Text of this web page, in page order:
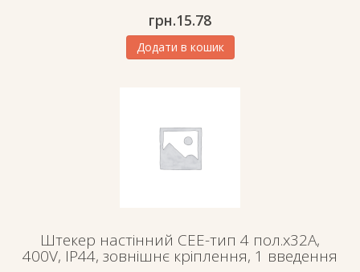
грн.15.78
Додати в кошик
Штекер настінний СЕЕ-тип 4 пол.х32А,
400V, IP44, зовнішнє кріплення, 1 введення